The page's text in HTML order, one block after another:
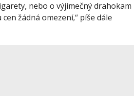
nebo o výjimečný drahokam
žádná omezení,“ píše dále